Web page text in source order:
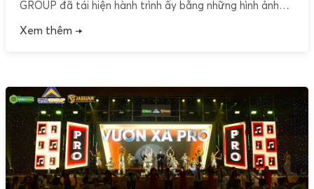
GROUP đã tái hiện hành trình ấy bằng những hình ảnh
sự phát triển của một doanh nghiệp, mà còn là câu
Xem thêm →